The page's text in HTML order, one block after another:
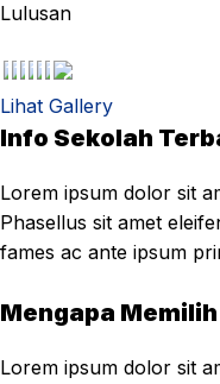
Lulusan
Lihat Gallery
Info Sekolah
Lorem ipsum dolor sit
Phasellus sit amet
fames ac ante ipsum
Mengapa
Lorem ipsum dolor sit